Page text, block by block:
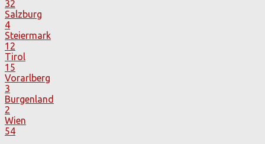
32
Salzburg
4
Steiermark
12
Tirol
15
Vorarlberg
3
Burgenland
2
Wien
54